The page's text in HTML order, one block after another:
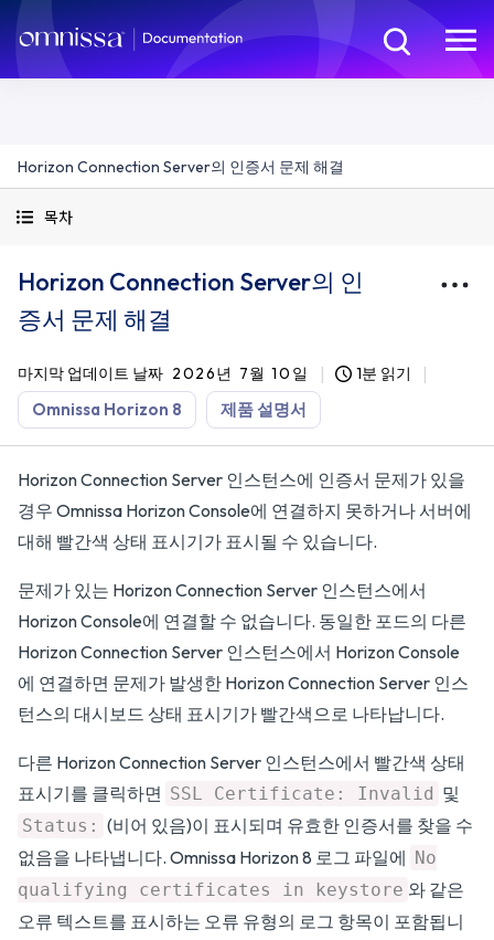
Horizon Connection Server의 인증서 문제 해결
목차
Horizon Connection Server의 인
증서 문제 해결
마지막 업데이트 날짜 2026년 7월 10일 1분 읽기
Omnissa Horizon 8 제품 설명서
Horizon Connection Server 인스턴스에 인증서 문제가 있을
경우 Omnissa Horizon Console에 연결하지 못하거나 서버에
대해 빨간색 상태 표시기가 표시될 수 있습니다.
문제가 있는 Horizon Connection Server 인스턴스에서
Horizon Console에 연결할 수 없습니다. 동일한 포드의 다른
Horizon Connection Server 인스턴스에서 Horizon Console
에 연결하면 문제가 발생한 Horizon Connection Server 인스
턴스의 대시보드 상태 표시기가 빨간색으로 나타납니다.
다른 Horizon Connection Server 인스턴스에서 빨간색 상태
표시기를 클릭하면 SSL Certificate: Invalid 및
Status: (비어 있음)이 표시되며 유효한 인증서를 찾을 수
없음을 나타냅니다. Omnissa Horizon 8 로그 파일에 No
qualifying certificates in keystore 와 같은
오류 텍스트를 표시하는 오류 유형의 로그 항목이 포함됩니